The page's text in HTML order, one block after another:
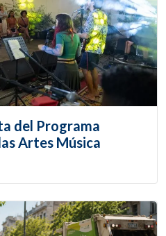
del Programa
Artes Música